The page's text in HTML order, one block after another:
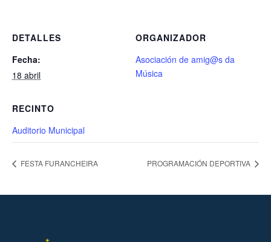
DETALLES
Fecha:
18 abril
ORGANIZADOR
Asociación de amig@s da
Música
RECINTO
Auditorio Municipal
FESTA FURANCHEIRA PROGRAMACIÓN DEPORTIVA